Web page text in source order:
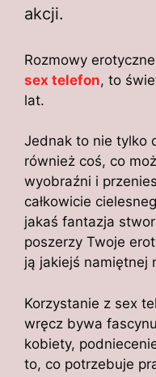
akcji.
Rozmowy
sex telefon, to
lat.
Jednak to nie tylko
również coś, co
wyobraźni i
całkowicie
jakaś fantazja
poszerzy Twoje
ją jakiejś namiętnej
Korzystanie z sex
wręcz bywa
kobiety,
to, co potrzebuje